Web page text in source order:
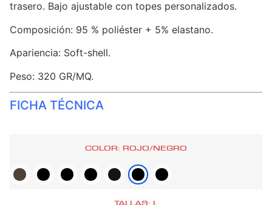
trasero. Bajo ajustable con topes personalizados.
Composición: 95 % poliéster + 5% elastano.
Apariencia: Soft-shell.
Peso: 320 GR/MQ.
FICHA TÉCNICA
COLOR: ROJO/NEGRO
TALLAS: L